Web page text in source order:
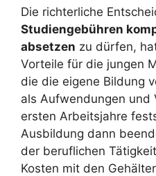
Die richterliche
Studiengebühren
absetzen zu dürfen,
Vorteile für die jungen
die die eigene Bildung
als Aufwendungen und
ersten Arbeitsjahre
Ausbildung dann
der beruflichen
Kosten mit den